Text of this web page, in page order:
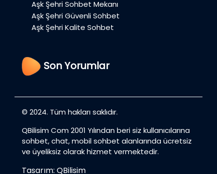
Aşk Şehri Sohbet Mekanı
Aşk Şehri Güvenli Sohbet
Aşk Şehri Kalite Sohbet
Son Yorumlar
© 2024. Tüm hakları saklıdır.
QBilisim Com 2001 Yılından beri siz kullanıcılarına
sohbet, chat, mobil sohbet alanlarında ücretsiz
ve üyeliksiz olarak hizmet vermektedir.
Tasarım: QBilisim